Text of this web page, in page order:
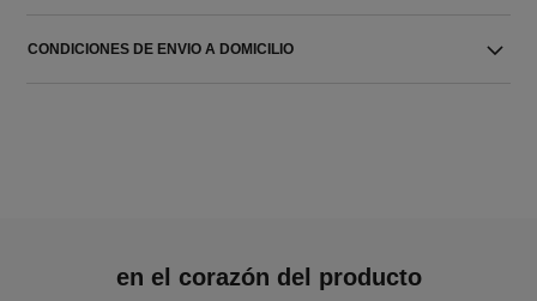
CONDICIONES DE ENVIO A DOMICILIO
en el corazón del producto